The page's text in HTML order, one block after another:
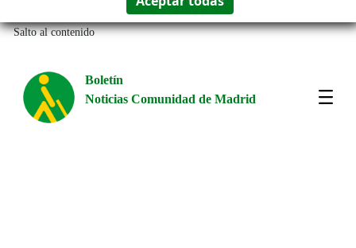
Salto al contenido
Boletín
Noticias Comunidad de Madrid